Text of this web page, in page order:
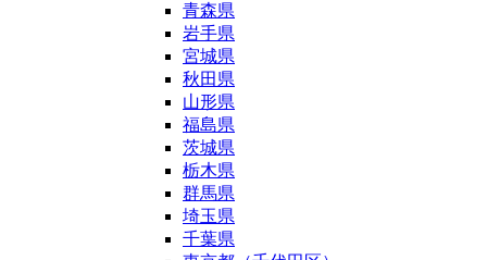
青森県
岩手県
宮城県
秋田県
山形県
福島県
茨城県
栃木県
群馬県
埼玉県
千葉県